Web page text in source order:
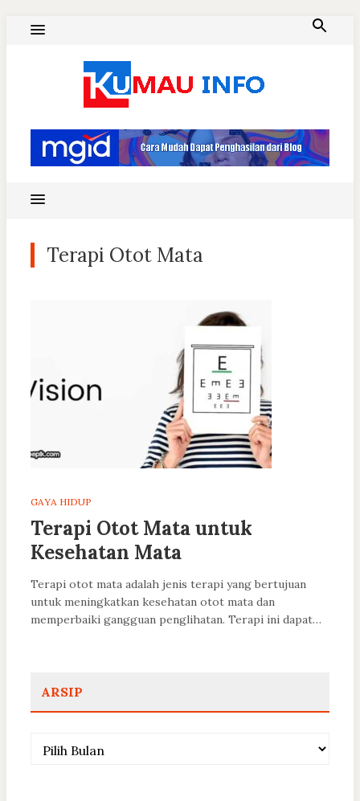
Terapi Otot Mata
GAYA HIDUP
Terapi Otot Mata untuk
Kesehatan Mata
Terapi otot mata adalah jenis terapi yang bertujuan
untuk meningkatkan kesehatan otot mata dan
memperbaiki gangguan penglihatan. Terapi ini dapat…
ARSIP
Arsip